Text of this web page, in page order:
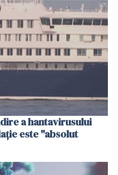
a hantavirusului
este "absolut